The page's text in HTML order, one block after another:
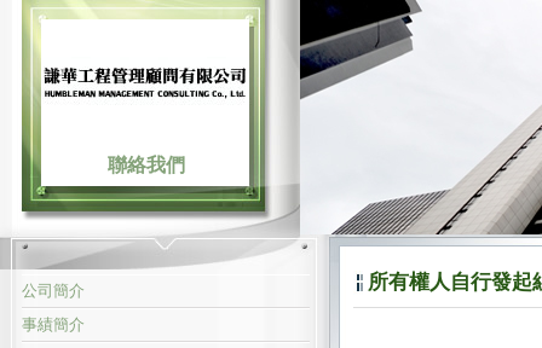
聯絡我們
公司簡介
事績簡介
所有權人自行發起